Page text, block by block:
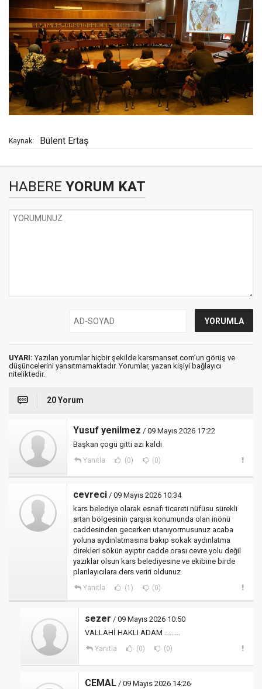
Kaynak: Bülent Ertaş
HABERE YORUM KAT
UYARI: Yazılan yorumlar hiçbir şekilde karsmanset.com’un görüş ve
düşüncelerini yansıtmamaktadır. Yorumlar, yazan kişiyi bağlayıcı
niteliktedir.
20 Yorum
Yusuf yenilmez / 09 Mayıs 2026 17:22
Başkan çogü gitti azı kaldı
Yanıtla (0) (0)
cevreci / 09 Mayıs 2026 10:34
kars belediye olarak esnafı ticareti nüfüsu sürekli
artan bölgesinin çarşısı konumunda olan inönü
caddesinden gecerken utanıyormusunuz acaba
yoluna aydınlatmasına bakıp sokak aydınlatma
direkleri sökün ayıptır cadde orası cevre yolu değil
yazıklar olsun kars belediyesine ve ekibine birde
planlayıcılara ders veriri oldunuz
Yanıtla (1) (0)
sezer / 09 Mayıs 2026 10:50
VALLAHİ HAKLI ADAM .........
Yanıtla (0) (0)
CEMAL / 09 Mayıs 2026 14:26